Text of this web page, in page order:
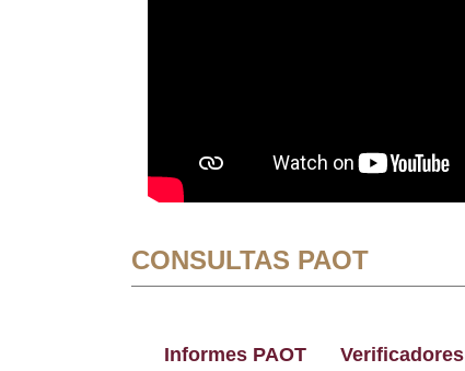
CONSULTAS PAOT
Informes PAOT
Verificadores